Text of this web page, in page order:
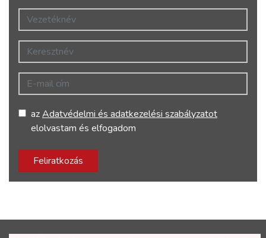
Vezetéknév
Keresztnév
E-mail cím
azAdatvédelmi és adatkezelési szabályzatot
elolvastam és elfogadom
Feliratkozás